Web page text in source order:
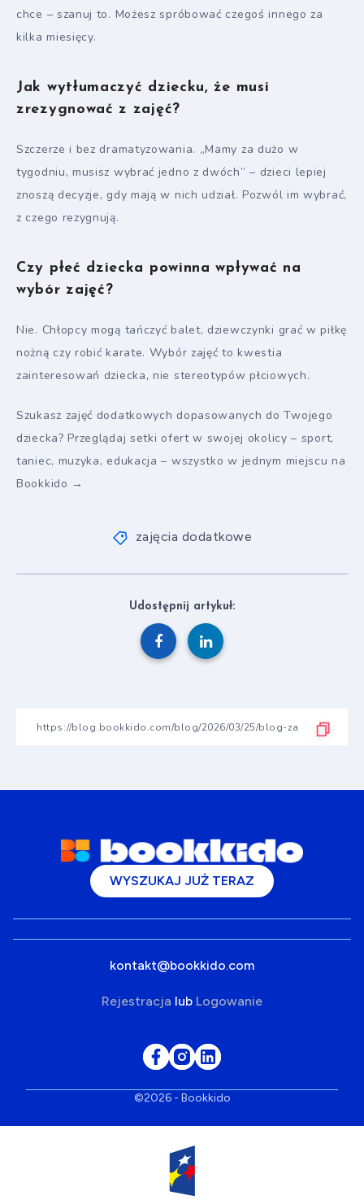
chce – szanuj to. Możesz spróbować czegoś innego za
kilka miesięcy.
Jak wytłumaczyć dziecku, że musi
zrezygnować z zajęć?
Szczerze i bez dramatyzowania. „Mamy za dużo w
tygodniu, musisz wybrać jedno z dwóch” – dzieci lepiej
znoszą decyzje, gdy mają w nich udział. Pozwól im wybrać,
z czego rezygnują.
Czy płeć dziecka powinna wpływać na
wybór zajęć?
Nie. Chłopcy mogą tańczyć balet, dziewczynki grać w piłkę
nożną czy robić karate. Wybór zajęć to kwestia
zainteresowań dziecka, nie stereotypów płciowych.
Szukasz zajęć dodatkowych dopasowanych do Twojego
dziecka? Przeglądaj setki ofert w swojej okolicy – sport,
taniec, muzyka, edukacja – wszystko w jednym miejscu na
Bookkido →
zajęcia dodatkowe
Udostępnij artykuł:
WYSZUKAJ JUŻ TERAZ
kontakt@bookkido.com
Rejestracja lub Logowanie
©2026 - Bookkido